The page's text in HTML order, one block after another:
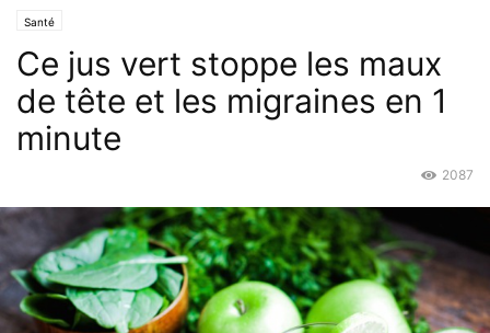
Santé
Ce jus vert stoppe les maux
de tête et les migraines en 1
minute
2087